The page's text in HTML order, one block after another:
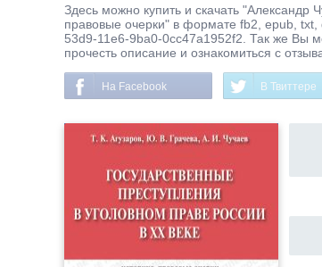
Здесь можно купить и скачать "Александр
правовые очерки" в формате fb2, epub,
53d9-11e6-9ba0-0cc47a1952f2. Так же Вы
прочесть описание и ознакомиться с
На Facebook В Твиттере